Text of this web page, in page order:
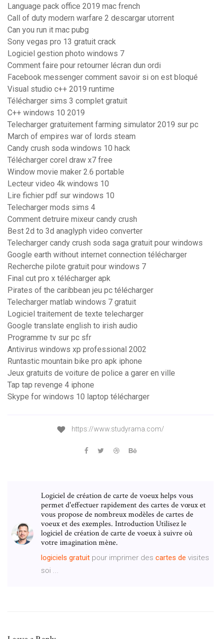
Language pack office 2019 mac french
Call of duty modern warfare 2 descargar utorrent
Can you run it mac pubg
Sony vegas pro 13 gratuit crack
Logiciel gestion photo windows 7
Comment faire pour retourner lécran dun ordi
Facebook messenger comment savoir si on est bloqué
Visual studio c++ 2019 runtime
Télécharger sims 3 complet gratuit
C++ windows 10 2019
Telecharger gratuitement farming simulator 2019 sur pc
March of empires war of lords steam
Candy crush soda windows 10 hack
Télécharger corel draw x7 free
Window movie maker 2.6 portable
Lecteur video 4k windows 10
Lire fichier pdf sur windows 10
Telecharger mods sims 4
Comment detruire mixeur candy crush
Best 2d to 3d anaglyph video converter
Telecharger candy crush soda saga gratuit pour windows
Google earth without internet connection télécharger
Recherche pilote gratuit pour windows 7
Final cut pro x télécharger apk
Pirates of the caribbean jeu pc télécharger
Telecharger matlab windows 7 gratuit
Logiciel traitement de texte telecharger
Google translate english to irish audio
Programme tv sur pc sfr
Antivirus windows xp professional 2002
Runtastic mountain bike pro apk iphone
Jeux gratuits de voiture de police a garer en ville
Tap tap revenge 4 iphone
Skype for windows 10 laptop télécharger
https://www.studyrama.com/
Logiciel de création de carte de voeux helps vous
permet d'effectuer rapidement des cartes de vœux et
vous propose de nombreux modèles de cartes de
voeux et des exemples. Introduction Utilisez le
logiciel de création de carte de voeux à suivre où
votre imagination mène.
logiciels gratuit pour imprimer des cartes de visites
soi ...